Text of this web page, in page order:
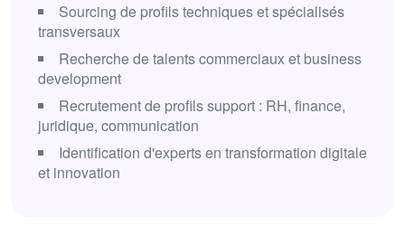
Sourcing de profils techniques et spécialisés
transversaux
Recherche de talents commerciaux et business
development
Recrutement de profils support : RH, finance,
juridique, communication
Identification d'experts en transformation digitale
et innovation